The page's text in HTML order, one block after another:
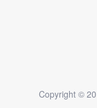
Copyright ©